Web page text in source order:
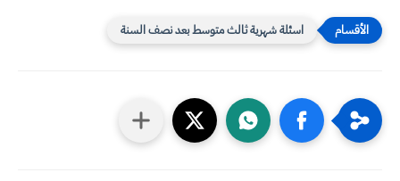
اسئلة شهرية ثالث متوسط بعد نصف السنة